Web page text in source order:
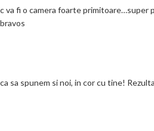
va fi o camera foarte primitoare…super
sa spunem si noi, in cor cu tine!